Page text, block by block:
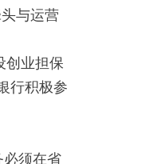
与运营
创业担保
行积极参
须在省